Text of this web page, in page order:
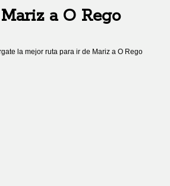
Mariza O Rego
la mejor ruta para ir de Mariz aO Rego